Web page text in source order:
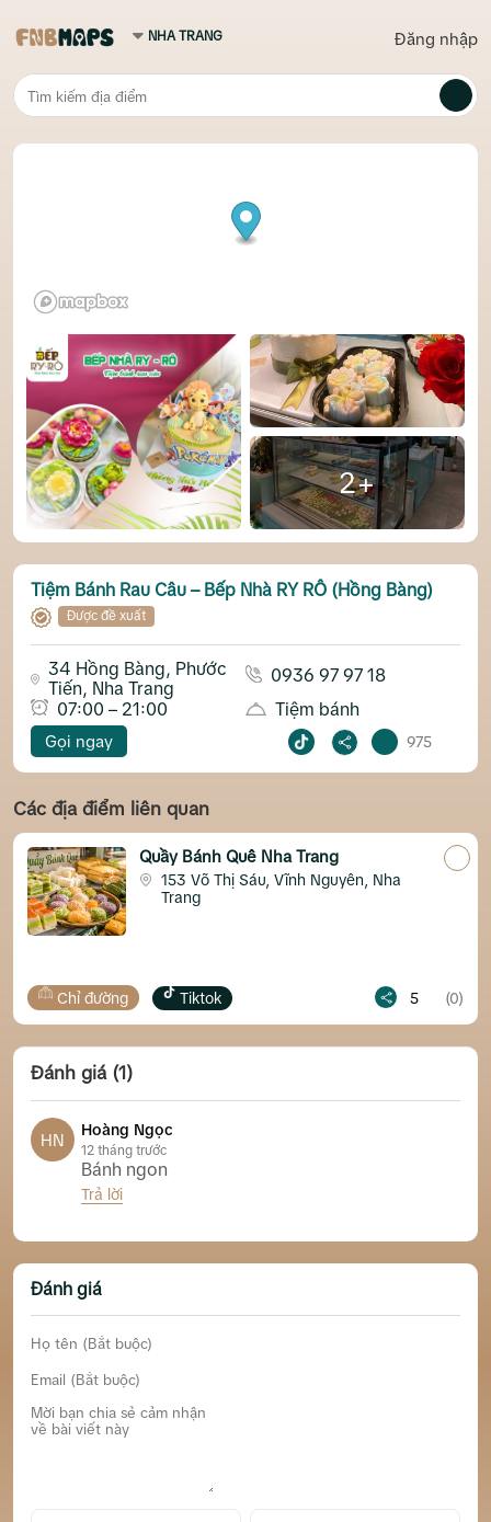
Đăng nhập
2+
Tiệm Bánh Rau Câu – Bếp Nhà RY RÔ (Hồng Bàng)
Được đề xuất
34 Hồng Bàng, Phước
Tiến, Nha Trang
0936 97 97 18
07:00 – 21:00
Tiệm bánh
Gọi ngay 975
Các địa điểm liên quan
Quầy Bánh Quê Nha Trang
153 Võ Thị Sáu, Vĩnh Nguyên, Nha
Trang
Tiktok Chỉ
Đánh giá (1)
HN
Hoàng Ngọc
12 tháng trước
Bánh ngon
Trả lời
Đánh giá